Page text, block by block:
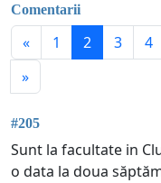
Comentarii
« 1 2 3 4
»
#205
Sunt la facultate in
o data la doua